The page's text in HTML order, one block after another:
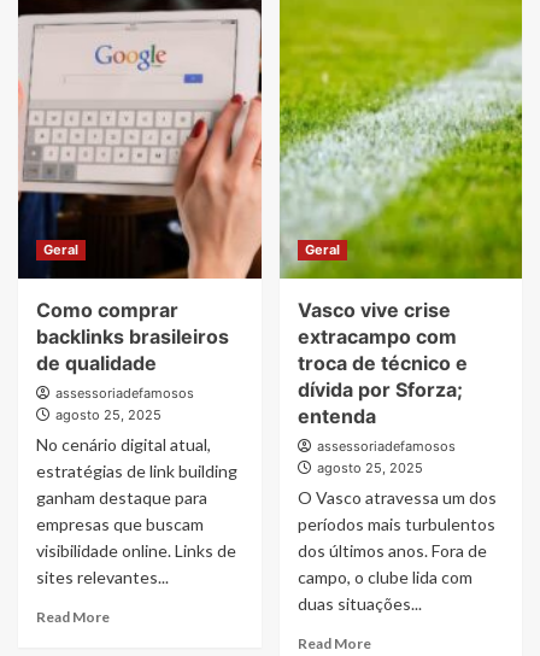
Comprar
Backlinks
PBN:
Que
Você
Precisa
Saber
backlinks
Geral
Como comprar
backlinks brasileiros
de qualidade
assessoriadefamosos
agosto 25, 2025
No cenário digital atual,
estratégias de link building
ganham destaque para
empresas que buscam
visibilidade online. Links de
sites relevantes...
Read MoreRead
Geral
Vasco vive crise
extracampo com
troca de técnico e
dívida por Sforza;
entenda
assessoriadefamosos
agosto 25, 2025
O Vasco atravessa um dos
períodos mais turbulentos
dos últimos anos. Fora de
campo, o clube lida com
duas situações...
Read MoreRead